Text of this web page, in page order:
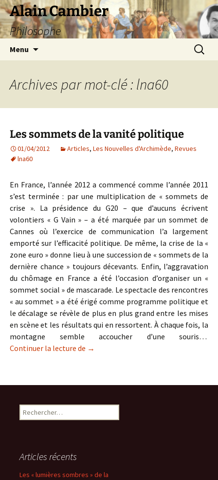
Aller
au
contenu
Alain Cambier
Philosophe
Menu
Archives par mot-clé : lna60
Les sommets de la vanité politique
01/04/2012 Articles, Les Nouvelles d'Archimède, Revues
lna60
En France, l’année 2012 a commencé comme l’année 2011
s’est terminée : par une multiplication de « sommets de
crise ». La présidence du G20 – que d’aucuns écrivent
volontiers « G Vain » – a été marquée par un sommet de
Cannes où l’exercice de communication l’a largement
emporté sur l’efficacité politique. De même, la crise de la «
zone euro » donne lieu à une succession de « sommets de la
dernière chance » toujours décevants. Enfin, l’aggravation
du chômage en France a été l’occasion d’organiser un «
sommet social » de mascarade. Le spectacle des rencontres
« au sommet » a été érigé comme programme politique et
le décalage se révèle de plus en plus grand entre les mises
en scène et les résultats qui en ressortent. À chaque fois, la
montagne semble accoucher d’une souris…
Continuer la lecture de Les sommets de la vanité politique
→
Rechercher :
Articles récents
Les « lumières sombres » de la